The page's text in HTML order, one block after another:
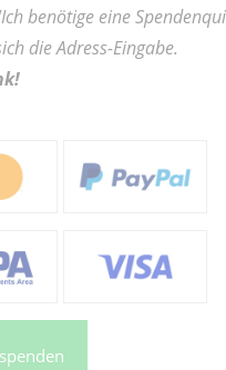
benötige eine
die Adress-Eingabe.